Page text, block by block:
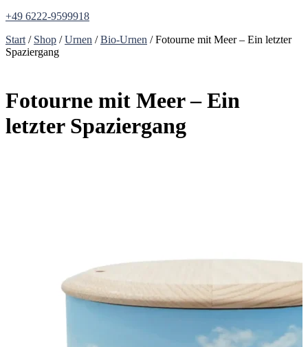
+49 6222-9599918
Start / Shop /Urnen /Bio-Urnen / Fotourne mit Meer – Ein letzter
Spaziergang
Fotourne mit Meer – Ein
letzter Spaziergang